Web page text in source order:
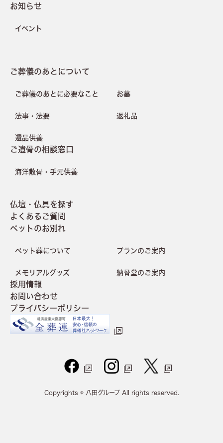
お知らせ
イベント
ご葬儀のあとについて
ご葬儀のあとに必要なこと お墓
法事・法要 返礼品
遺品供養
ご遺骨の相談窓口
海洋散骨・手元供養
仏壇・仏具を探す
よくあるご質問
ペットのお別れ
ペット葬について プランのご案内
メモリアルグッズ 納骨堂のご案内
採用情報
お問い合わせ
プライバシーポリシー
Copyrights © 八田グループ All rights reserved.